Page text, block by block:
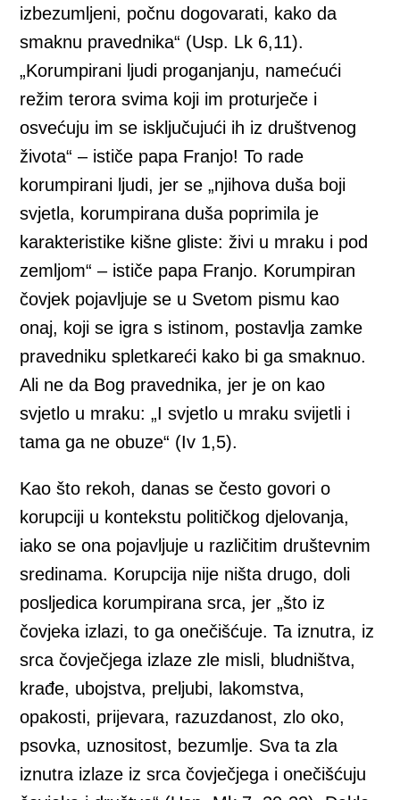
izbezumljeni, počnu dogovarati, kako da
smaknu pravednika“ (Usp. Lk 6,11).
„Korumpirani ljudi proganjanju, namećući
režim terora svima koji im proturječe i
osvećuju im se isključujući ih iz društvenog
života“ – ističe papa Franjo! To rade
korumpirani ljudi, jer se „njihova duša boji
svjetla, korumpirana duša poprimila je
karakteristike kišne gliste: živi u mraku i pod
zemljom“ – ističe papa Franjo. Korumpiran
čovjek pojavljuje se u Svetom pismu kao
onaj, koji se igra s istinom, postavlja zamke
pravedniku spletkareći kako bi ga smaknuo.
Ali ne da Bog pravednika, jer je on kao
svjetlo u mraku: „I svjetlo u mraku svijetli i
tama ga ne obuze“ (Iv 1,5).
Kao što rekoh, danas se često govori o
korupciji u kontekstu političkog djelovanja,
iako se ona pojavljuje u različitim društevnim
sredinama. Korupcija nije ništa drugo, doli
posljedica korumpirana srca, jer „što iz
čovjeka izlazi, to ga onečišćuje. Ta iznutra, iz
srca čovječjega izlaze zle misli, bludništva,
krađe, ubojstva, preljubi, lakomstva,
opakosti, prijevara, razuzdanost, zlo oko,
psovka, uznositost, bezumlje. Sva ta zla
iznutra izlaze iz srca čovječjega i onečišćuju